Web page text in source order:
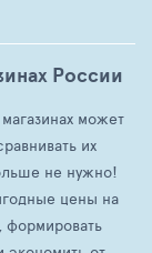
CI 42090
России
может
их
не нужно!
цены на
формировать